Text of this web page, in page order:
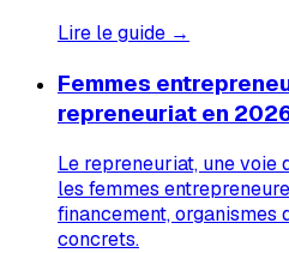
Lire le guide →
Femmes
repreneuriat en
Le repreneuriat, une voie
les femmes
financement, organismes
concrets.